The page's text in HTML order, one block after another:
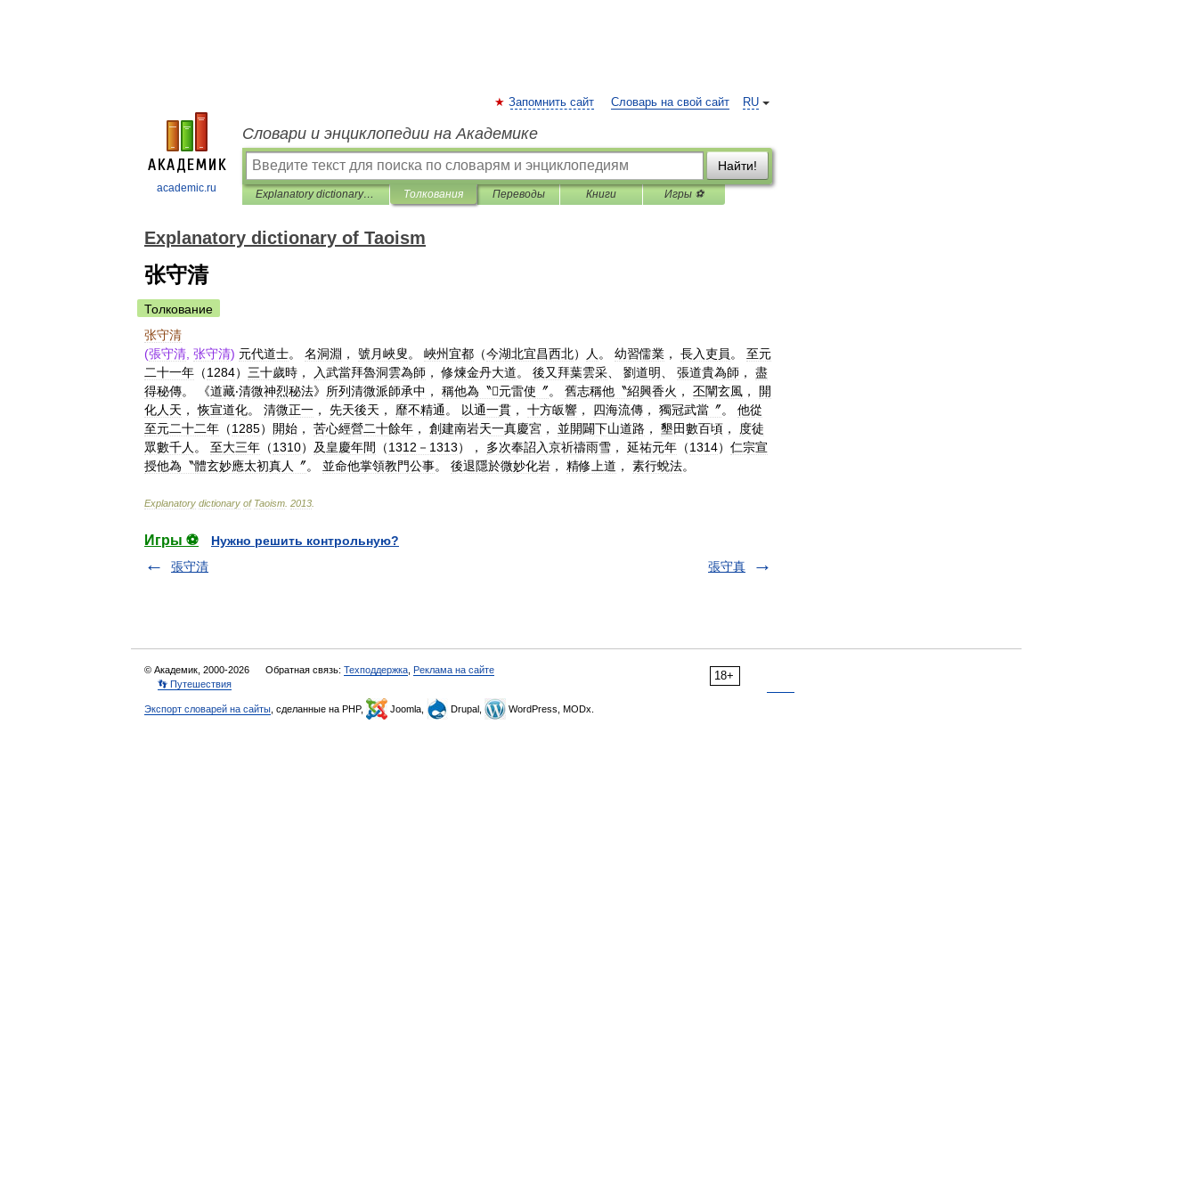
academic.ru
RU
Запомнить сайт Словарь на свой сайт
Словари и энциклопедии на Академике
Найти!
Explanatory dictionary of Taoism Толкования Переводы Книги Игры ⚽
Explanatory dictionary of Taoism
张守清
Толкование
张守清
(張守清 张守清) 元代道士。 名洞淵 ， 號月峽叟。 峽州宜都 （今湖北宜昌西北） 人 。 幼習儒業 ， 長入吏員 。 至元
二十一年 （1284） 三十歲時 ， 入武當拜魯洞雲為師 ，修煉金丹大道。 後又拜葉雲采 劉道明 張道貴為師 ， 盡
得秘傳。 《道藏‧清微神烈秘法》 所列清微派師承中 ， 稱他為〝元雷使〞。 舊志稱他〝紹興香火 ， 丕闡玄風 ， 開
化人天 ，恢宣道化。 清微正一 ， 先天後天 ， 靡不精通 。 以通一貫 ， 十方皈響 ， 四海流傳 ， 獨冠武當〞。 他從
至元二十二年 （1285） 開始 ， 苦心經營二十餘年 ， 創建南岩天一真慶宮 ， 並開闢下山道路 ， 墾田數百頃 ，
度徒
眾數千人 。 至大三年 （1310） 及皇慶年間 （1312－1313）， 多次奉詔入京祈禱雨雪 ， 延祐元年 （1314） 仁宗宣
授他為〝體玄妙應太初真人〞。 並命他掌領教門公事。 後退隱於微妙化岩 ， 精修上道 ， 素行蛻法。
Explanatory dictionary of Taoism 2013
Игры ⚽
Нужно решить контрольную?
張守清
張守真
18+
© Академик, 2000-2026 Обратная связь: Техподдержка Реклама на сайте
👣 Путешествия
Экспорт словарей на сайты , сделанные на PHP, Joomla, Drupal, WordPress, MODx.